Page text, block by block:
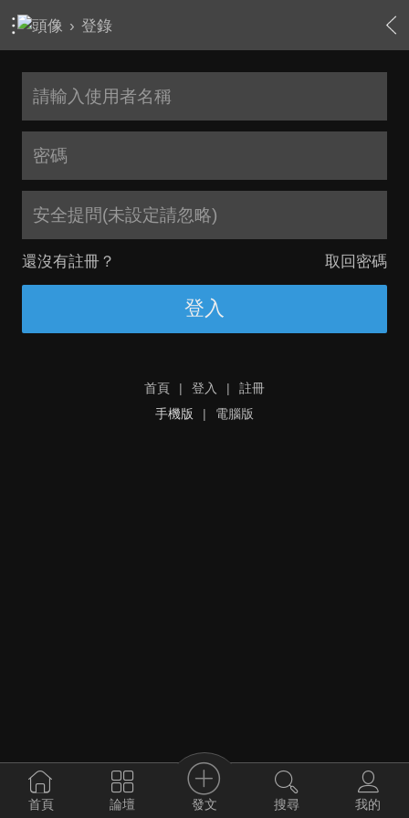
› 登錄
安全提問(未設定請忽略)
還沒有註冊？ 取回密碼
登入
首頁 | 登入 |
註冊
手機版
| 電腦版
首頁 論壇 發文 搜尋 我的